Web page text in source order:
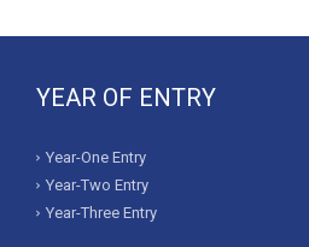
YEAR OF ENTRY
Year-One Entry
Year-Two Entry
Year-Three Entry